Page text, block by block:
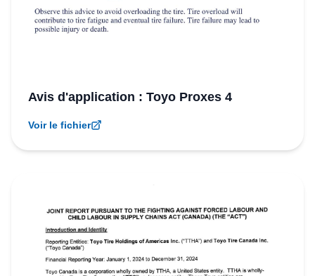
Avis d'application : Toyo Proxes 4
Voir le fichier